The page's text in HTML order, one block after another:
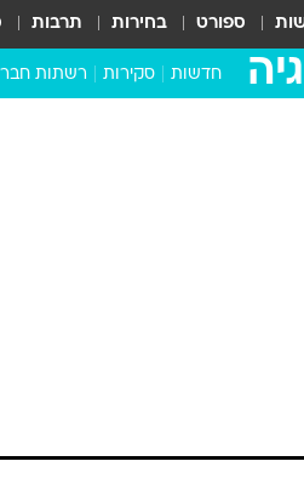
ספורט בחירות תרבות
חדשות סקירות רשתות